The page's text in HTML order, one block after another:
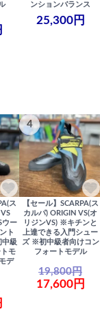
ンションバランス
25,300円
ス
ウー
ト
級
モ
デ
4
【セール】SCARPA(ス
カルパ) ORIGIN VS(オ
リジンVS) ※キチンと
上達できる入門シュー
ズ ※初中級者向けコン
フォートモデル
19,800円
17,600円